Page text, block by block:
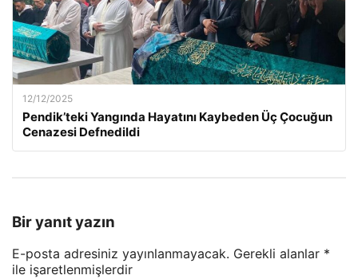
12/12/2025
Pendik’teki Yangında Hayatını Kaybeden Üç Çocuğun
Cenazesi Defnedildi
Bir yanıt yazın
E-posta adresiniz yayınlanmayacak. Gerekli alanlar *
ile işaretlenmişlerdir